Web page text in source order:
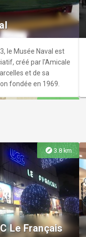
il y a quelques
parc planté d'arbres
régulièrement
municipales ou
le Musée Naval est
créé par l'Amicale
et de sa
fondée en 1969.
d’Écouen
des œuvres de
explore 3.8 km
Le Français